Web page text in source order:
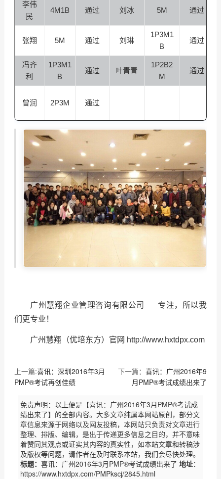
李伟
民
4M1B 通过 刘冰 5M 通过
张翔 5M 通过 刘琳
1P3M1
B
通过
冯齐
利
1P3M1
B
通过 叶青青
1P2B2
M
通过
曾润 2P3M 通过
广州慧翔企业管理咨询有限公司 专注，所以我
们更专业！
广州慧翔（优培东方）官网 http://www.hxtdpx.com
上一篇:喜讯：深圳2016年3月
PMP®考试再创佳绩
下一篇：喜讯：广州2016年9
月PMP®考试成绩出来了
免责声明：以上便是【喜讯：广州2016年3月PMP®考试成
绩出来了】的全部内容。大多文章纯属本网站原创，部分文
章信息来源于网络以及网友投稿，本网站只负责对文章进行
整理、排版、编辑，是出于传递更多信息之目的，并不意味
着赞同其观点或证实其内容的真实性，如本站文章和转稿涉
及版权等问题，请作者在及时联系本站，我们会尽快处理。
标题： 喜讯：广州2016年3月PMP®考试成绩出来了 地址：
https://www.hxtdpx.com/PMPkscj/2845.html